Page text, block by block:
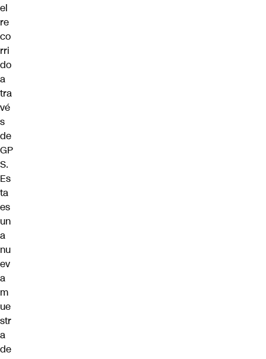
el
re
co
rri
do
a
tra
vé
s
de
GP
S.
Es
ta
es
un
a
nu
ev
a
m
ue
str
a
de